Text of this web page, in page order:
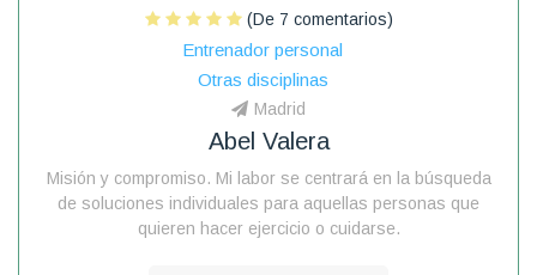
(De 7 comentarios)
Entrenador personal
Otras disciplinas
Madrid
Abel Valera
Misión y compromiso. Mi labor se centrará en la búsqueda
de soluciones individuales para aquellas personas que
quieren hacer ejercicio o cuidarse.